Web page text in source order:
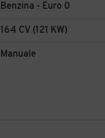
Benzina - Euro 0
164 CV (121 KW)
Manuale